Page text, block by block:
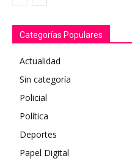
Categorías Populares
Actualidad
Sin categoría
Policial
Política
Deportes
Papel Digital